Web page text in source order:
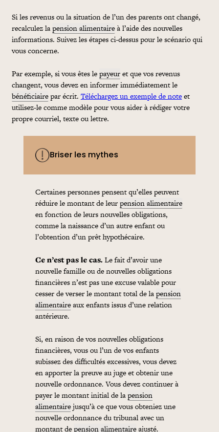
Si les revenus ou la situation de l’un des parents ont changé,
recalculez lapension alimentaireà l’aide des nouvelles
informations. Suivez les étapes ci-dessus pour le scénario qui
vous concerne.
Par exemple, si vous êtes lepayeuret que vos revenus
changent, vous devez en informer immédiatement le
bénéficiairepar écrit. Téléchargez un exemple de noteet
utilisez-le comme modèle pour vous aider à rédiger votre
propre courriel, texte ou lettre.
Briser les mythes
Certaines personnes pensent qu’elles peuvent
réduire le montant de leurpension alimentaire
en fonction de leurs nouvelles obligations,
comme la naissance d’un autre enfant ou
l’obtention d’un prêt hypothécaire.
Ce n’est pas le cas.Le fait d’avoir une
nouvelle famille ou de nouvelles obligations
financières n’est pas une excuse valable pour
cesser de verser le montant total de lapension
alimentaireaux enfants issus d’une relation
antérieure.
Si, en raison de vos nouvelles obligations
financières, vous ou l’un de vos enfants
subissez des difficultés excessives, vous devez
en apporter la preuve au juge et obtenir une
nouvelle ordonnance. Vous devez continuer à
payer le montant initial de lapension
alimentairejusqu’à ce que vous obteniez une
nouvelle ordonnance du tribunal avec un
montant depension alimentaireajusté.